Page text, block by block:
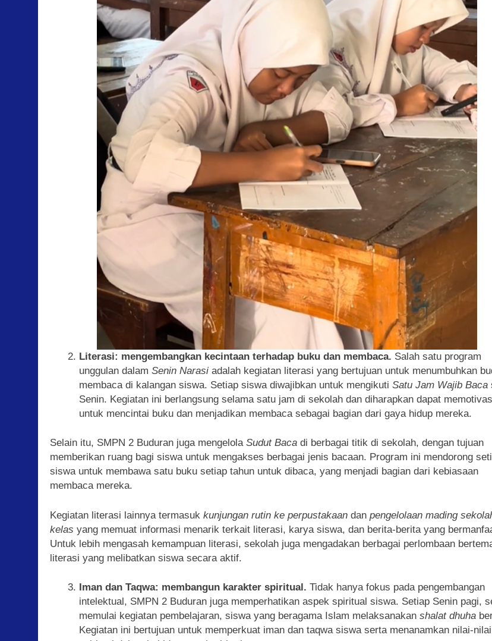
Literasi: mengembangkan kecintaan terhadap buku dan membaca. Salah satu program
unggulan dalam Senin Narasiadalah kegiatan literasi yang bertujuan untuk menumbuhkan
membaca di kalangan siswa. Setiap siswa diwajibkan untuk mengikuti Satu Jam Wajib Baca
Senin. Kegiatan ini berlangsung selama satu jam di sekolah dan diharapkan dapat
untuk mencintai buku dan menjadikan membaca sebagai bagian dari gaya hidup mereka.
Selain itu, SMPN 2 Buduran juga mengelola Sudut Baca di berbagai titik di sekolah, dengan tujuan
memberikan ruang bagi siswa untuk mengakses berbagai jenis bacaan. Program ini mendorong
siswa untuk membawa satu buku setiap tahun untuk dibaca, yang menjadi bagian dari kebiasaan
membaca mereka.
Kegiatan literasi lainnya termasuk kunjungan rutin ke perpustakaan dan pengelolaan mading
kelas yang memuat informasi menarik terkait literasi, karya siswa, dan berita-berita yang
Untuk lebih mengasah kemampuan literasi, sekolah juga mengadakan berbagai perlombaan
literasi yang melibatkan siswa secara aktif.
Iman dan Taqwa: membangun karakter spiritual. Tidak hanya fokus pada pengembangan
intelektual, SMPN 2 Buduran juga memperhatikan aspek spiritual siswa. Setiap Senin pagi,
memulai kegiatan pembelajaran, siswa yang beragama Islam melaksanakan shalat dhuha
Kegiatan ini bertujuan untuk memperkuat iman dan taqwa siswa serta menanamkan nilai-nilai